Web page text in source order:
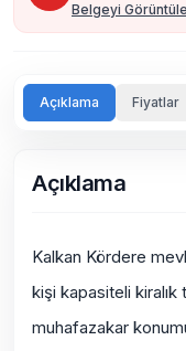
Belgeyi Görüntüle
Açıklama Fiyatlar
Açıklama
Kalkan Kördere
kişi kapasiteli
muhafazakar